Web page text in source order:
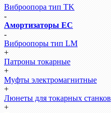
Виброопора тип TK
-
Амортизаторы EC
-
Виброопоры тип LM
+
Патроны токарные
+
Муфты электромагнитные
+
Люнеты для токарных станков
+